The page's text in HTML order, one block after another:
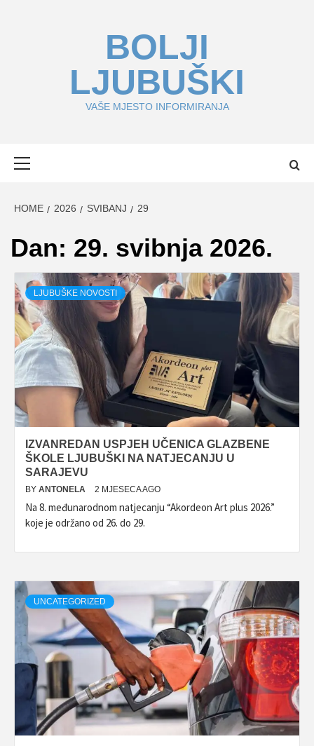
BOLJI
LJUBUŠKI
VAŠE MJESTO INFORMIRANJA
HOME 2026 SVIBANJ 29
Dan: 29. svibnja 2026.
LJUBUŠKE NOVOSTI
IZVANREDAN USPJEH UČENICA GLAZBENE
ŠKOLE LJUBUŠKI NA NATJECANJU U
SARAJEVU
BY ANTONELA 2 MJESECA AGO
Na 8. međunarodnom natjecanju “Akordeon Art plus 2026.”
koje je održano od 26. do 29.
UNCATEGORIZED